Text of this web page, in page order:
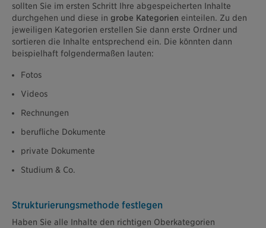
sollten Sie im ersten Schritt Ihre abgespeicherten Inhalte
durchgehen und diese in grobe Kategorien einteilen. Zu den
jeweiligen Kategorien erstellen Sie dann erste Ordner und
sortieren die Inhalte entsprechend ein. Die könnten dann
beispielhaft folgendermaßen lauten:
Fotos
Videos
Rechnungen
berufliche Dokumente
private Dokumente
Studium & Co.
Strukturierungsmethode festlegen
Haben Sie alle Inhalte den richtigen Oberkategorien